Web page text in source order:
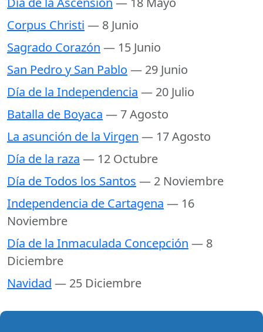
Corpus Christi — 8 Junio
Sagrado Corazón — 15 Junio
San Pedro y San Pablo — 29 Junio
Día de la Independencia — 20 Julio
Batalla de Boyaca — 7 Agosto
La asunción de la Virgen — 17 Agosto
Día de la raza — 12 Octubre
Día de Todos los Santos — 2 Noviembre
Independencia de Cartagena — 16
Noviembre
Día de la Inmaculada Concepción — 8
Diciembre
Navidad — 25 Diciembre